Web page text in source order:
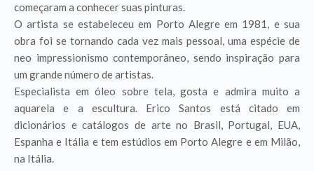
começaram a conhecer suas pinturas.
O artista se estabeleceu em Porto Alegre em 1981, e sua
obra foi se tornando cada vez mais pessoal, uma espécie de
neo impressionismo contemporâneo, sendo inspiração para
um grande número de artistas.
Especialista em óleo sobre tela, gosta e admira muito a
aquarela e a escultura. Erico Santos está citado em
dicionários e catálogos de arte no Brasil, Portugal, EUA,
Espanha e Itália e tem estúdios em Porto Alegre e em Milão,
na Itália.